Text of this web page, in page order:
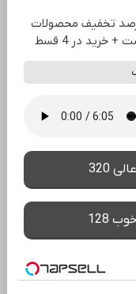
درصد تخفیف محصولات
خرید در 4 قسط
320
128